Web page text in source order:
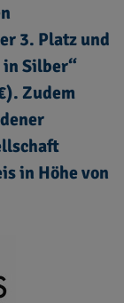
3. Platz und
Silber“
Zudem
in Höhe von